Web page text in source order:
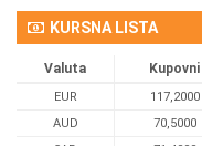
KURSNA LISTA
Valuta Kupovni
EUR 117,2000
AUD
70,5000